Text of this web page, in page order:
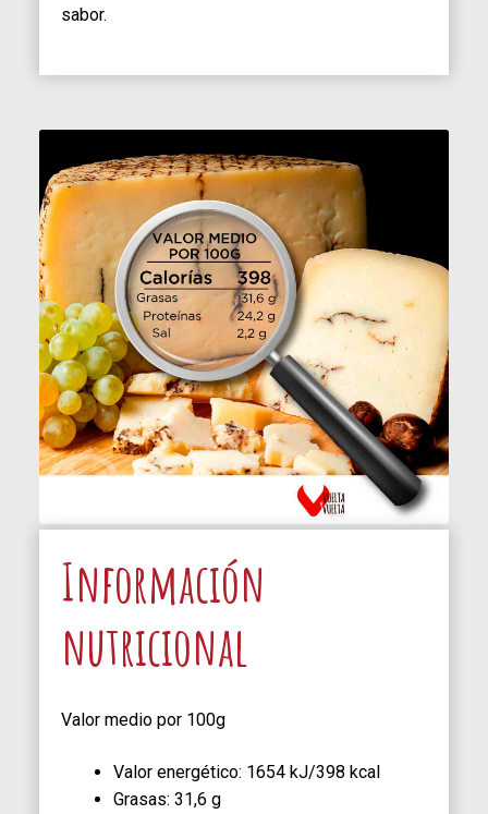
sabor.
Información
nutricional
Valor medio por 100g
Valor energético: 1654 kJ/398 kcal
Grasas: 31,6 g